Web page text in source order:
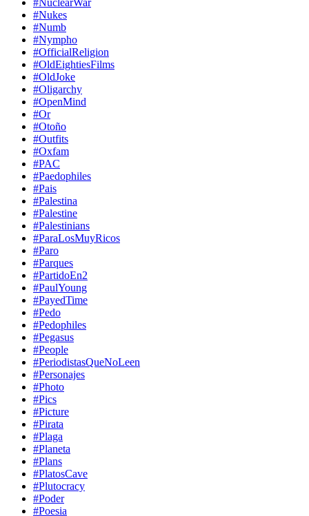
#NuclearWar
#Nukes
#Numb
#Nympho
#OfficialReligion
#OldEightiesFilms
#OldJoke
#Oligarchy
#OpenMind
#Or
#Otoño
#Outfits
#Oxfam
#PAC
#Paedophiles
#Pais
#Palestina
#Palestine
#Palestinians
#ParaLosMuyRicos
#Paro
#Parques
#PartidoEn2
#PaulYoung
#PayedTime
#Pedo
#Pedophiles
#Pegasus
#People
#PeriodistasQueNoLeen
#Personajes
#Photo
#Pics
#Picture
#Pirata
#Plaga
#Planeta
#Plans
#PlatosCave
#Plutocracy
#Poder
#Poesia